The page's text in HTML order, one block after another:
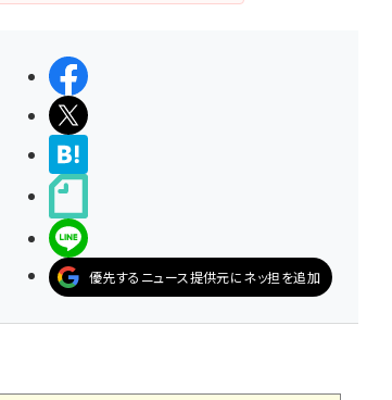
優先するニュース提供元にネッ担を追加